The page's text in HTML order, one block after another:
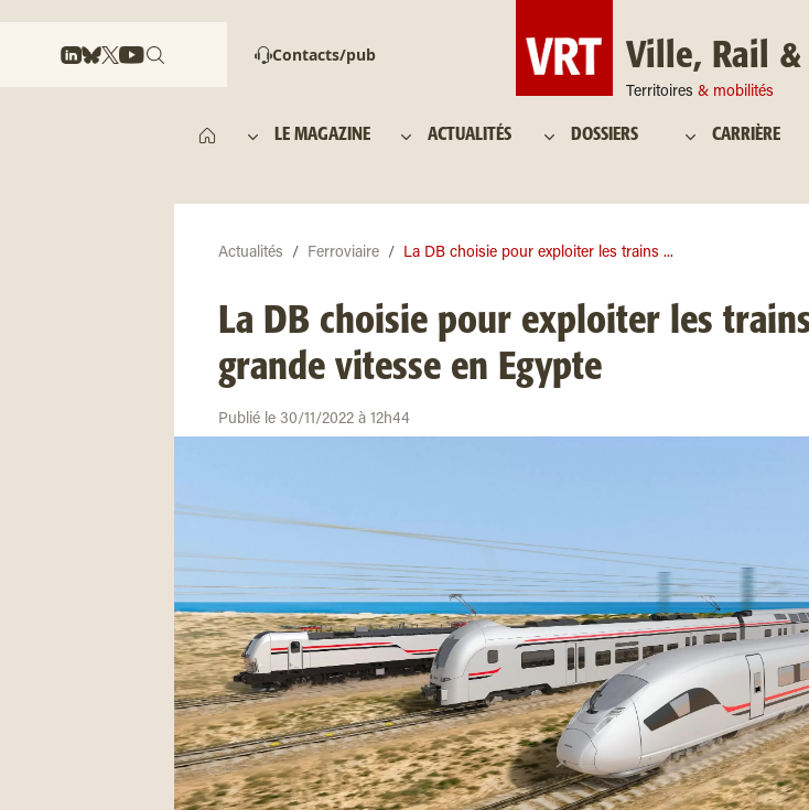
Contacts/pub Ville, Rail &
Territoires & mobilités
LE MAGAZINE ACTUALITÉS DOSSIERS CARRIÈRE
Actualités Ferroviaire La DB choisie pour exploiter les trains ...
La DB choisie pour exploiter les
grande vitesse en Egypte
Publié le 30/11/2022 à 12h44